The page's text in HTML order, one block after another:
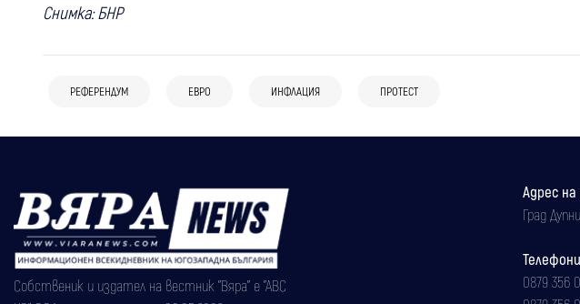
Снимка: БНР
РЕФЕРЕНДУМ ЕВРО ИНФЛАЦИЯ ПРОТЕСТ
Собственик и издател на вестник "Вяра" е "АВС
Адрес на
Град
0879 356